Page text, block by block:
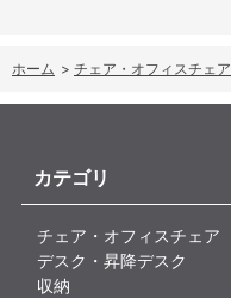
ホーム > チェア・オフィスチェア
カテゴリ
チェア・オフィスチェア
デスク・昇降デスク
収納